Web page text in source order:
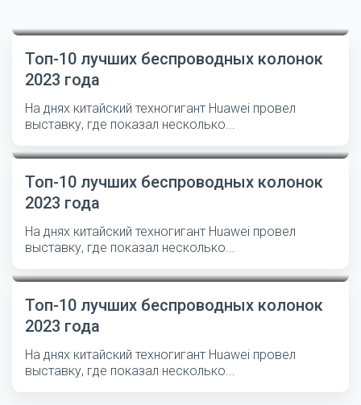
Топ-10 лучших беспроводных колонок
2023 года
На днях китайский техногигант Huawei провел
выставку, где показал несколько...
Топ-10 лучших беспроводных колонок
2023 года
На днях китайский техногигант Huawei провел
выставку, где показал несколько...
Топ-10 лучших беспроводных колонок
2023 года
На днях китайский техногигант Huawei провел
выставку, где показал несколько...